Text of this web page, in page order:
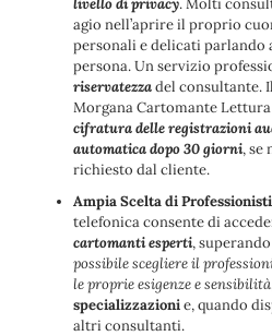
agio nell’aprire il proprio
personali e delicati
persona. Un servizio
riservatezzadel consultante.
Morgana Cartomante
cifratura delle registrazioni
automatica dopo 30 giorni, se
richiesto dal cliente.
Ampia Scelta di Professionisti
telefonica consente di
cartomanti esperti,
possibile scegliere il
le proprie esigenze e sensibilità
specializzazionie, quando
altri consultanti.